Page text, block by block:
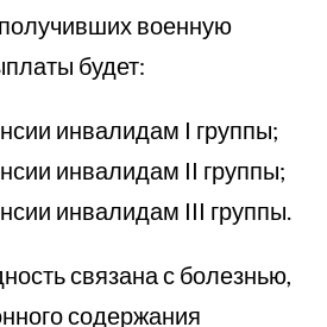
военную
будет:
инвалидам I группы;
инвалидам II группы;
инвалидам III группы.
связана с болезнью,
содержания